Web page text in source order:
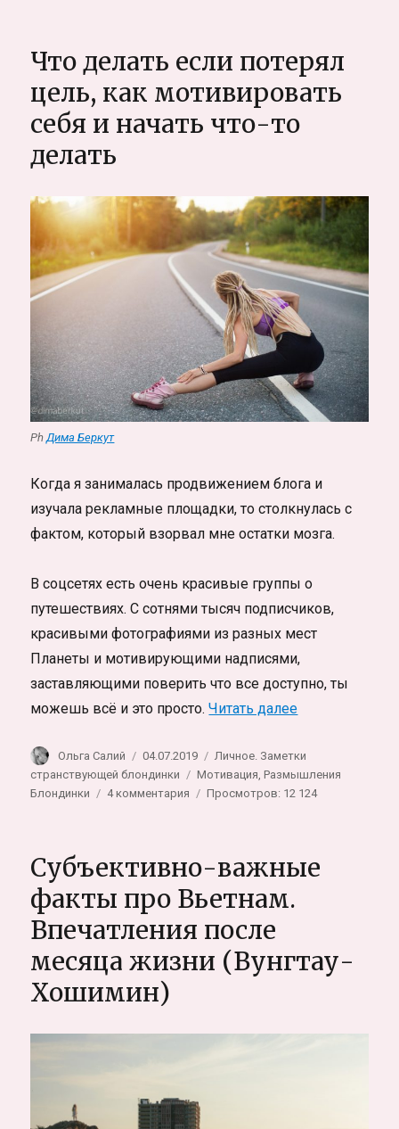
такое
вообще?
Что делать если потерял
цель, как мотивировать
себя и начать что-то
делать
PhДима Беркут
Когда я занималась продвижением блога и
изучала рекламные площадки, то столкнулась с
фактом, который взорвал мне остатки мозга.
В соцсетях есть очень красивые группы о
путешествиях. С сотнями тысяч подписчиков,
красивыми фотографиями из разных мест
Планеты и мотивирующими надписями,
заставляющими поверить что все доступно, ты
можешь всё и это просто.Читать далее«Что делать
Автор
Ольга Салий Опубликовано
04.07.2019 Рубрики
Личное. Заметки
странствующей блондинки
Метки
Мотивация ,Размышления
Блондинки
4 комментария
если
цель,
как
мотивировать
себя
то
Просмотров: 12 124
Субъективно-важные
факты про Вьетнам.
Впечатления после
месяца жизни (Вунгтау-
Хошимин)